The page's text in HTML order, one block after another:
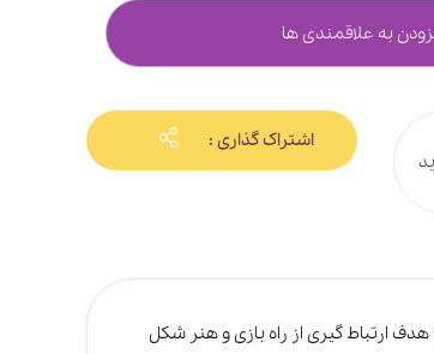
به علاقمندی ها
اشتراک گذاری :
هدف ارتباط گیری از راه بازی و هنر شکل